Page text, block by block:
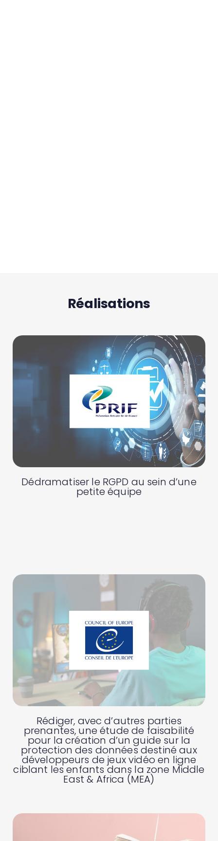
Réalisations
Dédramatiser le RGPD au sein d’une
petite équipe
Rédiger, avec d’autres parties
prenantes, une étude de faisabilité
pour la création d’un guide sur la
protection des données destiné aux
développeurs de jeux vidéo en ligne
ciblant les enfants dans la zone Middle
East & Africa (MEA)